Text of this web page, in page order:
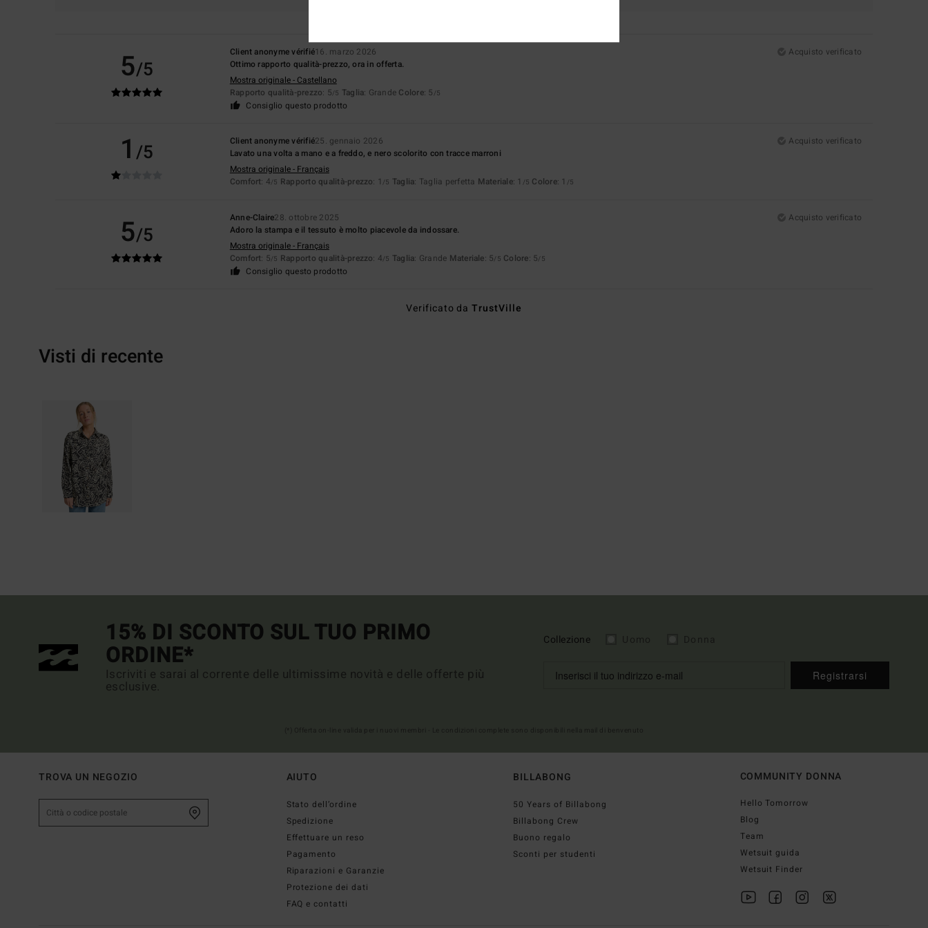
5/5
Client anonyme vérifié16. marzo 2026
Acquisto verificato
Ottimo rapporto qualità-prezzo, ora in offerta.
Mostra originale - Castellano
Rapporto qualità-prezzo: 5/5 Taglia: Grande Colore: 5 /5
Consiglio questo prodotto
1 /5 Client anonyme vérifié25. gennaio 2026
Acquisto verificato
Lavato una volta a mano e a freddo, e nero scolorito con tracce marroni
Mostra originale - Français
Comfort: 4/5 Rapporto qualità-prezzo: 1 /5 Taglia: Taglia perfetta Materiale: 1 /5 Colore: 1 /5
5/5
Anne-Claire28. ottobre 2025
Acquisto verificato
Adoro la stampa e il tessuto è molto piacevole da indossare.
Mostra originale - Français
Comfort: 5/5 Rapporto qualità-prezzo: 4/5 Taglia: Grande Materiale: 5/5 Colore: 5/5
Consiglio questo prodotto
Verificato daTrustVille
Visti di recente
15% DI SCONTO SUL TUO PRIMO
ORDINE*
Iscriviti e sarai al corrente delle ultimissime novità e delle offerte più
esclusive.
Collezione
Registrarsi
TROVA UN NEGOZIO AIUTO
Stato dell’ordine
Spedizione
Effettuare un reso
Pagamento
Riparazioni e Garanzie
Protezione dei dati
FAQ e contatti
BILLABONG
50 Years of Billabong
Billabong Crew
Buono regalo
Sconti per studenti
COMMUNITY DONNA
Hello Tomorrow
Blog
Team
Wetsuit guida
Wetsuit Finder